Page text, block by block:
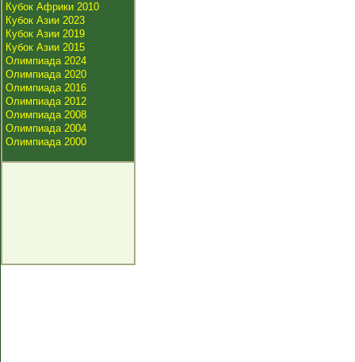
Кубок Африки 2010
Кубок Азии 2023
Кубок Азии 2019
Кубок Азии 2015
Олимпиада 2024
Олимпиада 2020
Олимпиада 2016
Олимпиада 2012
Олимпиада 2008
Олимпиада 2004
Олимпиада 2000